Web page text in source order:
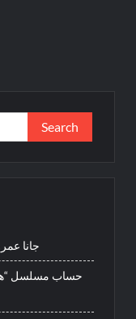
Search
for:
جانا
حساب مسلسل